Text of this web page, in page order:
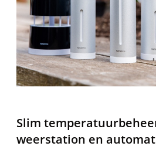
Slim
weerstation en